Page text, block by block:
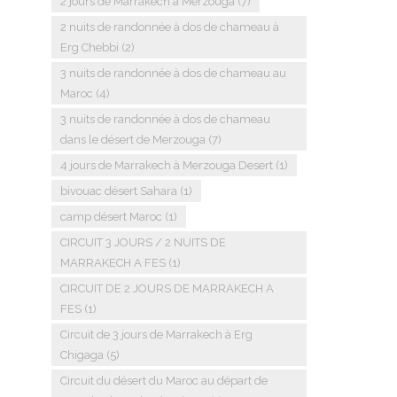
2 nuits de randonnée à dos de chameau à
Erg Chebbi (2)
3 nuits de randonnée à dos de chameau au
Maroc (4)
3 nuits de randonnée à dos de chameau
dans le désert de Merzouga (7)
4 jours de Marrakech à Merzouga Desert (1)
bivouac désert Sahara (1)
camp désert Maroc (1)
CIRCUIT 3 JOURS / 2 NUITS DE
MARRAKECH A FES (1)
CIRCUIT DE 2 JOURS DE MARRAKECH A
FES (1)
Circuit de 3 jours de Marrakech à Erg
Chigaga (5)
Circuit du désert du Maroc au départ de